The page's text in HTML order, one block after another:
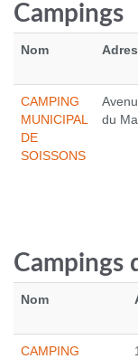
Campings
Nom
CAMPING
MUNICIPAL
DE
SOISSONS
du
Campings
Nom
CAMPING